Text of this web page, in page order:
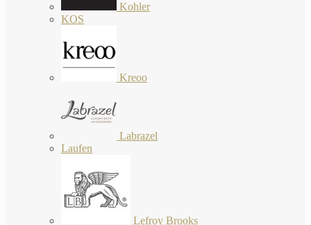
Kohler
KOS
Kreoo
Labrazel
Laufen
Lefroy Brooks